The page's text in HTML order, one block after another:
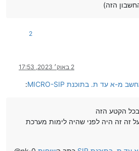
הזה)
2
2 באוק׳ 2023, 17:53
:
בכל הקטע הזה
זה זה היה לפני שהיה לימות מערכת